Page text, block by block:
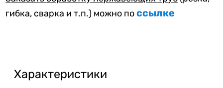
гибка, сварка и т.п.) можно поссылке
Характеристики